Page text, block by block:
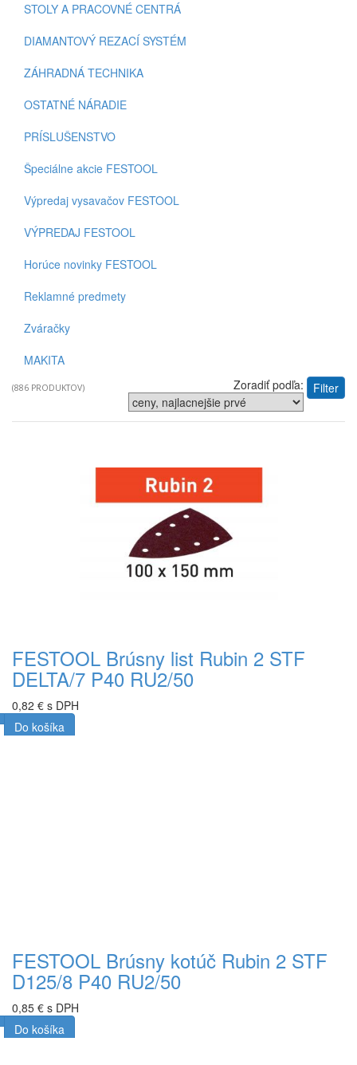
STOLY A PRACOVNÉ CENTRÁ
DIAMANTOVÝ REZACÍ SYSTÉM
ZÁHRADNÁ TECHNIKA
OSTATNÉ NÁRADIE
PRÍSLUŠENSTVO
Špeciálne akcie FESTOOL
Výpredaj vysavačov FESTOOL
VÝPREDAJ FESTOOL
Horúce novinky FESTOOL
Reklamné predmety
Zváračky
MAKITA
(886 PRODUKTOV) Filter
Zoradiť podľa:
FESTOOL Brúsny list Rubin 2 STF
DELTA/7 P40 RU2/50
0,82 € s DPH
Do košíka
FESTOOL Brúsny kotúč Rubin 2 STF
D125/8 P40 RU2/50
0,85 € s DPH
Do košíka